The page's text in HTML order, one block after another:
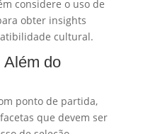
considere o uso de
obter insights
cultural.
Além do
ponto de partida,
que devem ser